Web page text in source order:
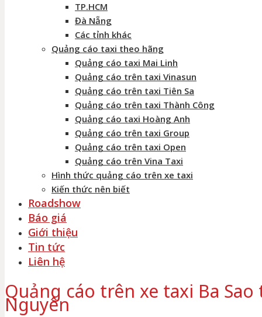
TP.HCM
Đà Nẵng
Các tỉnh khác
Quảng cáo taxi theo hãng
Quảng cáo taxi Mai Linh
Quảng cáo trên taxi Vinasun
Quảng cáo trên taxi Tiên Sa
Quảng cáo trên taxi Thành Công
Quảng cáo taxi Hoàng Anh
Quảng cáo trên taxi Group
Quảng cáo trên taxi Open
Quảng cáo trên Vina Taxi
Hình thức quảng cáo trên xe taxi
Kiến thức nên biết
Roadshow
Báo giá
Giới thiệu
Tin tức
Liên hệ
Quảng cáo trên xe taxi Ba
Nguyên